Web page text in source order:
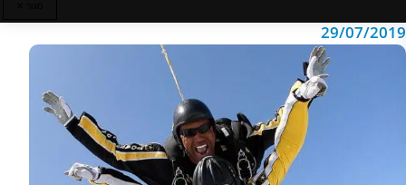
29/07/2019